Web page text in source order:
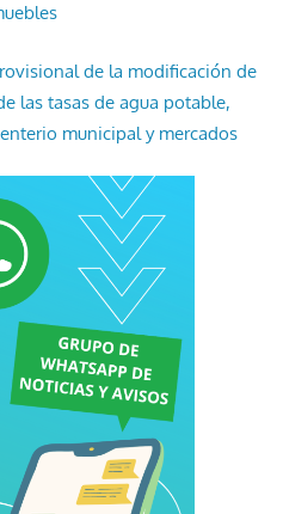
de la modificación de
las tasas de agua potable,
municipal y mercados